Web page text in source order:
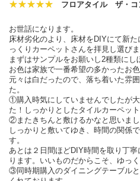
フロアタイル ザ・コ
お世話になります。
床材劣化のより、床材をDIYにて新
っくりカーペットさんを拝見し選びま
まずはサンプルをお願いし2種類にし
お色は家族で一番希望の多かったお色
元々は白だったので、落ち着いた雰
た。
①購入時気にしていませんでしたが
た！しっかりとしたタイルカーペット
②またきちんと敷けるかなと思いま
しっかりと敷いてゆき、時間の関係
す。
あとは２日間ほどDIY時間を取り丁
ります。いいものだからこそ、ゆっ
③同時期購入のダイニングテーブル